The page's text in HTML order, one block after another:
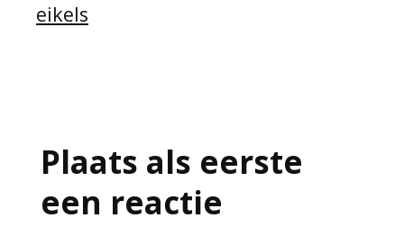
eikels
Plaats als eerste
een reactie